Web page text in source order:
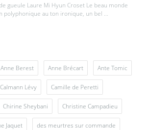
gueule Laure Mi Hyun Croset Le beau monde
polyphonique au ton ironique, un bel ...
Anne Berest Anne Brécart Ante Tomic
Calmann Lévy Camille de Peretti
Chirine Sheybani Christine Campadieu
Jaquet des meurtres sur commande